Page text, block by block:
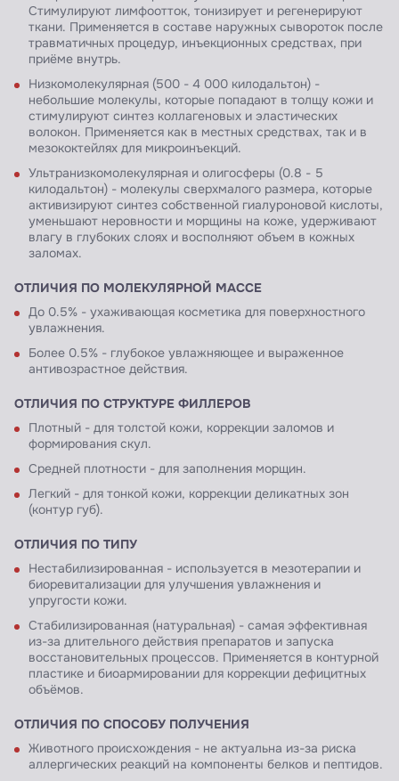
Стимулируют лимфоотток, тонизирует и регенерируют
ткани. Применяется в составе наружных сывороток после
травматичных процедур, инъекционных средствах, при
приёме внутрь.
Низкомолекулярная (500 - 4 000 килодальтон) -
небольшие молекулы, которые попадают в толщу кожи и
стимулируют синтез коллагеновых и эластических
волокон. Применяется как в местных средствах, так и в
мезококтейлях для микроинъекций.
Ультранизкомолекулярная и олигосферы (0.8 - 5
килодальтон) - молекулы сверхмалого размера, которые
активизируют синтез собственной гиалуроновой кислоты,
уменьшают неровности и морщины на коже, удерживают
влагу в глубоких слоях и восполняют объем в кожных
заломах.
ОТЛИЧИЯ ПО МОЛЕКУЛЯРНОЙ МАССЕ
До 0.5% - ухаживающая косметика для поверхностного
увлажнения.
Более 0.5% - глубокое увлажняющее и выраженное
антивозрастное действия.
ОТЛИЧИЯ ПО СТРУКТУРЕ ФИЛЛЕРОВ
Плотный - для толстой кожи, коррекции заломов и
формирования скул.
Средней плотности - для заполнения морщин.
Легкий - для тонкой кожи, коррекции деликатных зон
(контур губ).
ОТЛИЧИЯ ПО ТИПУ
Нестабилизированная - используется в мезотерапии и
биоревитализации для улучшения увлажнения и
упругости кожи.
Стабилизированная (натуральная) - самая эффективная
из-за длительного действия препаратов и запуска
восстановительных процессов. Применяется в контурной
пластике и биоармировании для коррекции дефицитных
объёмов.
ОТЛИЧИЯ ПО СПОСОБУ ПОЛУЧЕНИЯ
Животного происхождения - не актуальна из-за риска
аллергических реакций на компоненты белков и пептидов.